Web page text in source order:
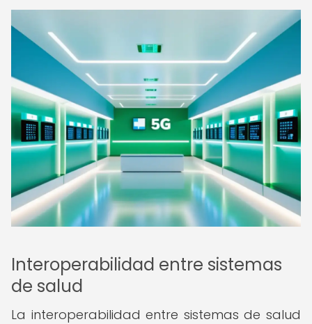
Interoperabilidad entre sistemas
de salud
La interoperabilidad entre sistemas de salud